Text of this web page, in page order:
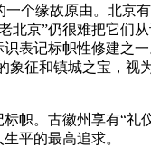
个缘故原由。北京
京”仍很难把它们
表记标帜性修建之
征和镇城之宝，视
帜。古徽州享有“礼
平的最高追求。